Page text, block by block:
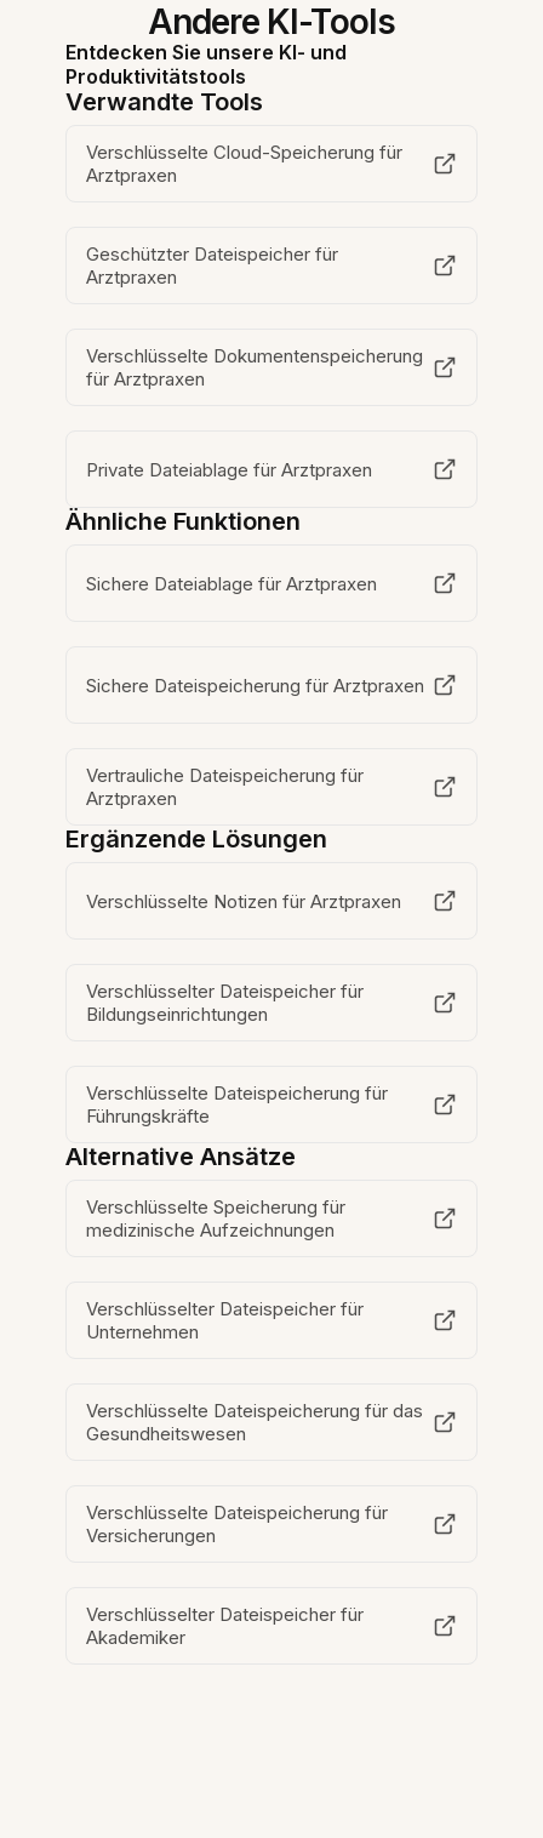
Andere KI-Tools
Entdecken Sie unsere KI- und
Produktivitätstools
Verwandte Tools
Verschlüsselte Cloud-Speicherung für
Arztpraxen
Geschützter Dateispeicher für
Arztpraxen
Verschlüsselte Dokumentenspeicherung
für Arztpraxen
Private Dateiablage für Arztpraxen
Ähnliche Funktionen
Sichere Dateiablage für Arztpraxen
Sichere Dateispeicherung für Arztpraxen
Vertrauliche Dateispeicherung für
Arztpraxen
Ergänzende Lösungen
Verschlüsselte Notizen für Arztpraxen
Verschlüsselter Dateispeicher für
Bildungseinrichtungen
Verschlüsselte Dateispeicherung für
Führungskräfte
Alternative Ansätze
Verschlüsselte Speicherung für
medizinische Aufzeichnungen
Verschlüsselter Dateispeicher für
Unternehmen
Verschlüsselte Dateispeicherung für das
Gesundheitswesen
Verschlüsselte Dateispeicherung für
Versicherungen
Verschlüsselter Dateispeicher für
Akademiker